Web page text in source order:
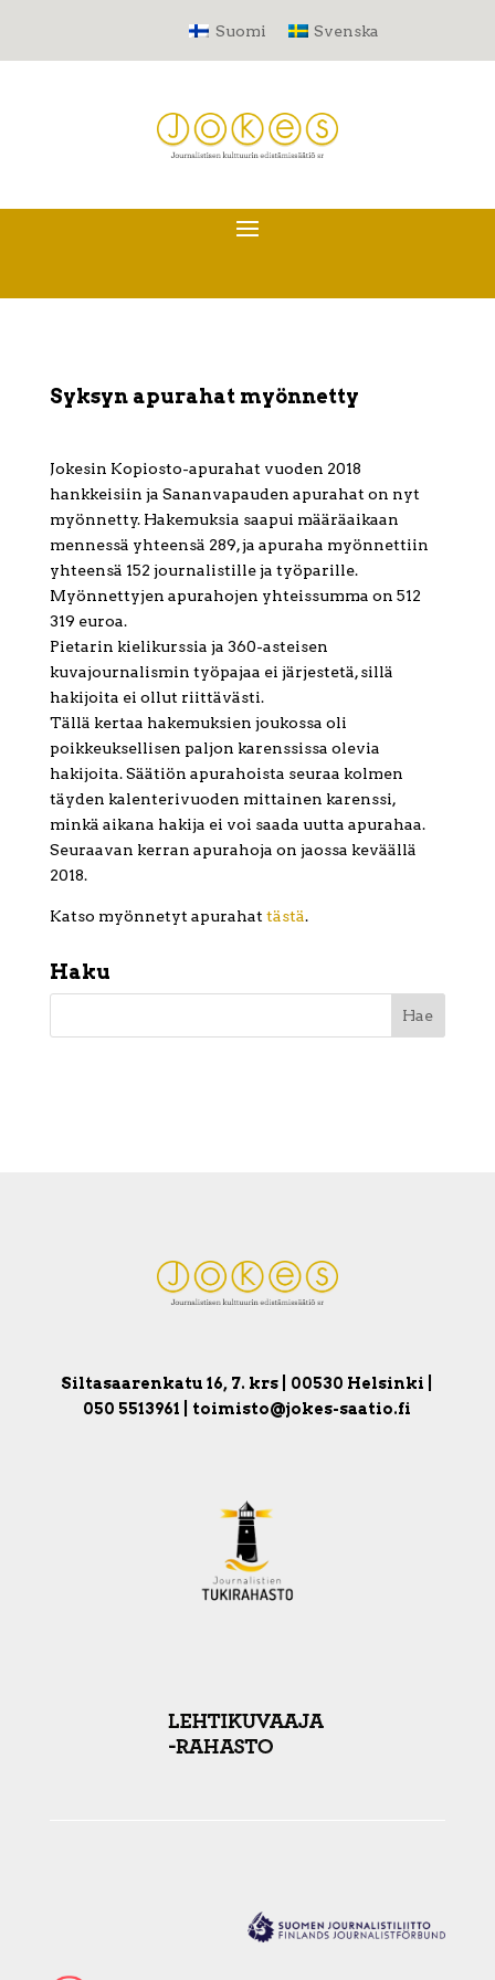
Suomi Svenska
Syksyn apurahat myönnetty
Jokesin Kopiosto-apurahat vuoden 2018
hankkeisiin ja Sananvapauden apurahat on nyt
myönnetty. Hakemuksia saapui määräaikaan
mennessä yhteensä 289, ja apuraha myönnettiin
yhteensä 152 journalistille ja työparille.
Myönnettyjen apurahojen yhteissumma on 512
319 euroa.
Pietarin kielikurssia ja 360-asteisen
kuvajournalismin työpajaa ei järjestetä, sillä
hakijoita ei ollut riittävästi.
Tällä kertaa hakemuksien joukossa oli
poikkeuksellisen paljon karenssissa olevia
hakijoita. Säätiön apurahoista seuraa kolmen
täyden kalenterivuoden mittainen karenssi,
minkä aikana hakija ei voi saada uutta apurahaa.
Seuraavan kerran apurahoja on jaossa keväällä
2018.
Katso myönnetyt apurahat tästä.
Haku
Siltasaarenkatu 16, 7. krs | 00530 Helsinki |
050 5513961 | toimisto@jokes-saatio.fi